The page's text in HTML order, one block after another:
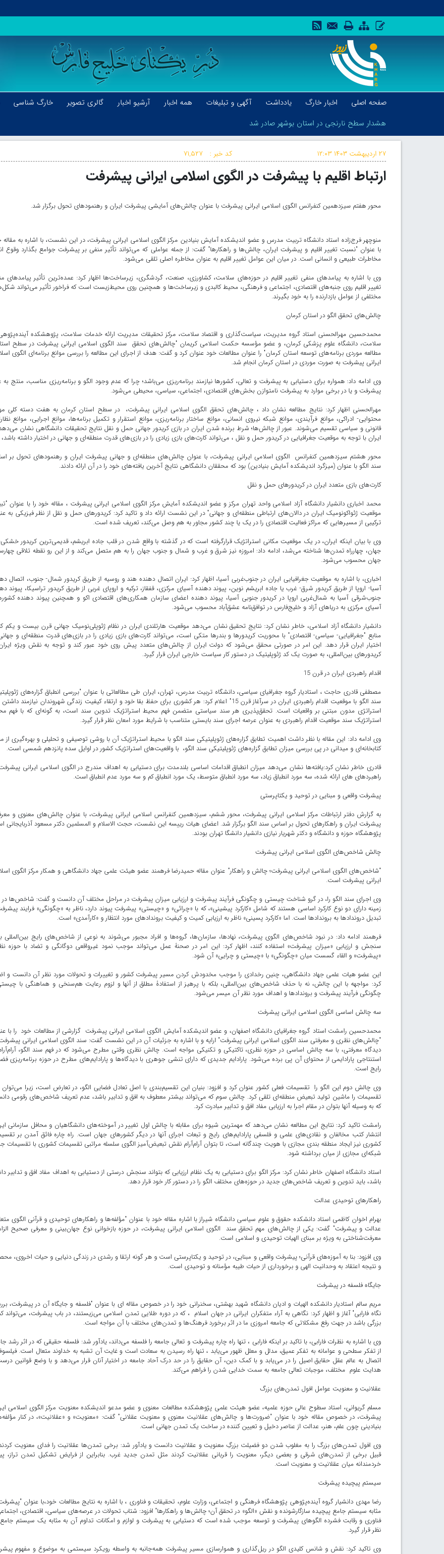
صفحه اصلی اخبار خارگ یادداشت آگهی و تبلیغات همه اخبار آرشیو اخبار گالری تصویر خارگ شناسی
هشدار سطح نارنجی در استان بوشهر صادر شد
هشدار سطح نارنجی در استان بوشهر صادر شد
کد خبر : ۷۱,۵۲۷ ۲۷ اردیبهشت ۱۴۰۳ ۱۲:۰۳
ارتباط اقلیم با پیشرفت در الگوی اسلامی ایرانی پیشرفت
محور هفتم سیزدهمین کنفرانس الگوی اسلامی ایرانی پیشرفت با عنوان چالش‌های آمایشی پیشرفت ایران و رهنمودهای تحول برگزار شد.
منوچهر فرج‌زاده استاد دانشگاه تربیت مدرس و عضو اندیشکده آمایش بنیادین مرکز الگوی اسلامی ایرانی پیشرفت، در این نشست، با اشاره به مقاله
با عنوان "نسبت تغییر اقلیم و پیشرفت ایران، چالش‌ها و راهکارها" گفت: از جمله عواملی که می‌تواند تأثیر منفی بر پیشرفت جوامع بگذارد وقوع
مخاطرات طبیعی و انسانی است. در میان این عوامل تغییر اقلیم به عنوان مخاطره اصلی تلقی می‌شود.
وی با اشاره به پیامدهای منفی تغییر اقلیم در حوزه‌های سلامت، کشاورزی، صنعت، گردشگری، زیرساخت‌ها اظهار کرد: عمده‌ترین تأثیر پیامدهای
تغییر اقلیم روی جنبه‌های اقتصادی، اجتماعی و فرهنگی، محیط کالبدی و زیرساخت‌ها و همچنین روی محیط‌زیست است که فراخور تأثیر می‌تواند
مختلفی از عوامل بازدارنده را به خود بگیرند.
چالش‌های تحقق الگو در استان کرمان
محمدحسین مهرالحسنی استاد گروه مدیریت، سیاست‌گذاری و اقتصاد سلامت، مرکز تحقیقات مدیریت ارائه خدمات سلامت، پژوهشکده
سلامت، دانشگاه علوم پزشکی کرمان، و عضو مؤسسه حکمت اسلامی کریمان "چالش‌های تحقق سند الگوی اسلامی ایرانی پیشرفت در سطح
مطالعه موردی برنامه‌های توسعه استان کرمان" را عنوان مطالعات خود عنوان کرد و گفت: هدف از اجرای این مطالعه را بررسی موانع برنامه‌ای الگوی
ایرانی پیشرفت به صورت موردی در استان کرمان انجام شد.
وی ادامه داد: همواره برای دستیابی به پیشرفت و تعالی، کشورها نیازمند برنامه‌ریزی می‌باشد؛ چرا که عدم وجود الگو و برنامه‌ریزی مناسب، منتج به
پیشرفت و یا در برخی موارد به پیشرفت نامتوازن بخش‌های اقتصادی، اجتماعی، سیاسی، محیطی می‌شود.
مهرالحسنی اظهار کرد: نتایج مطالعه نشان داد ، چالش‌های تحقق الگوی اسلامی ایرانی پیشرفت، در سطح استان کرمان به هفت دسته کلی
محتوایی- ادراکی، موانع فرآیندی، موانع شبکه نیروی انسانی، موانع ساختار برنامه‌ریزی، موانع استقرار و تکمیل برنامه‌ها، موانع اجرایی، موانع
قانونی و سیاسی تقسیم می‌شوند. عبور از چالش‌ها؛ شرط برنده شدن ایران در بازی کریدور جهانی حمل و نقل نتایج تحقیقات دانشگاهی نشان
ایران با توجه به موقعیت جغرافیایی در کریدور حمل و نقل ، می‌تواند کارت‌های بازی زیادی را در بازی‌های قدرت منطقه‌ای و جهانی در اختیار داشته باشد،
محور هشتم سیزدهمین کنفرانس الگوی اسلامی ایرانی پیشرفت، با عنوان چالش‌های منطقه‌ای و جهانی پیشرفت ایران و رهنمودهای تحول بر
سند الگو با عنوان (میزگرد اندیشکده آمایش بنیادین) بود که محققان دانشگاهی نتایج آخرین یافته‌های خود را در آن ارائه دادند.
کارت‌های بازی متعدد ایران در کریدورهای حمل و نقل
محمد اخباری دانشیار دانشگاه آزاد اسلامی واحد تهران مرکز و عضو اندیشکده آمایش مرکز الگوی اسلامی ایرانی پیشرفت ، مقاله خود را با عنوان
موقعیت ژئواکونومیک ایران در دالان‌های ارتباطی منطقه‌ای و جهانی" در این نشست ارائه داد و تاکید کرد: کریدورهای ‌حمل ‌و نقل از نظر فیزیکی به
ترکیبی از مسیرهایی که مراکز فعالیت اقتصادی را در یک یا چند کشور مجاور به هم وصل ‌می‌کند، تعریف شده‌ است.‌
وی با بیان اینکه ایران، در یک موقعیت مکانی استراتژیک قرارگرفته‌ است که در گذشته با واقع شدن در قلب جاده ابریشم، قدیمی‌ترین کریدور
جهان، چهارراه تمدن‌ها شناخته ‌می‌شد، ادامه داد: امروزه نیز شرق و غرب و شمال و جنوب جهان را به هم متصل ‌می‌کند و از این رو نقطه تلاقی
جهان محسوب ‌می‌شود.
اخباری، با اشاره به موقعیت جغرافیایی ایران در جنوب‌غربی آسیا، اظهار کرد: ایران اتصال دهنده هند و روسیه از طریق کریدور شمال- جنوب، اتصال
آسیا- اروپا از طریق کریدور شرق- غرب یا جاده ابریشم نوین، پیوند دهنده آسیای مرکزی، قفقاز، ترکیه و اروپای غربی از طریق کریدور تراسیکا، پیوند
جنوب‌شرقی آسیا به شمال‌غربی اروپا در کریدور جنوبی آسیا، پیوند دهنده اعضای سازمان همکاری‌های اقتصادی اکو و همچنین پیوند دهنده
آسیای مرکزی به دریاهای آزاد و خلیج‌فارس در توافق‌نامه عشق‌آباد محسوب ‌می‌شود.
دانشیار دانشگاه آزاد اسلامی، خاطر نشان کرد: نتایج تحقیق نشان می‌دهد موقعیت هارتلندی ایران در نظام ژئوپلی‌نومیک جهانی قرن بیست و یکم
منابع "جغرافیایی- سیاسی- اقتصادی" با محوریت کریدورها و بندرها متکی است، می‌تواند کارت‌های بازی زیادی را در بازی‌های قدرت منطقه‌ای و
اختیار ایران قرار دهد. این امر در صورتی محقق می‌شود که دولت ایران از چالش‌های متعدد پیش روی خود عبور کند و توجه به نقش ویژه
کریدورهای بین‌المللی، به صورت یک کد ژئوپلیتیک در دستور کار سیاست خارجی ایران قرار گیرد.
اقدام راهبردی ایران در قرن 15
مصطفی قادری حاجت ، استادیار گروه جغرافیای سیاسی، دانشگاه تربیت مدرس، تهران، ایران طی مطالعاتی با عنوان "بررسی انطباق گزاره‌های
سند الگو با موقعیت اقدام راهبردی ایران در سرآغاز قرن 15" اعلام کرد: هر کشوری برای حفظ بقا خود و ارتقاء کیفیت زندگی شهروندان نیازمند
استراتژی مدون مبتنی بر واقعیات است. تحقق‌پذیری هر سند سیاستی متضمن فهم محیط استراتژیک تدوین سند است، به گونه‌ای که با فهم
استراتژیک سند موقعیت اقدام راهبردی به عنوان عرصه اجرای سند بایستی متناسب با شرایط مورد امعان نظر قرار گیرد.
وی ادامه داد: این مقاله با نظر داشت اهمیت تطابق گزاره‌های ژئوپلیتیکی سند الگو با محیط استراتژیک آن با روشی توصیفی و تحلیلی و بهره‌گیری از
کتابخانه‌ای و میدانی در پی بررسی میزان تطابق گزاره‌های ژئوپلیتیکی سند الگو، با واقعیت‌های استراتژیک کشور در اوایل سده پانزدهم شمسی است.
قادری خاطر نشان کرد:یافته‌ها نشان می‌دهد میزان انطباق اقدامات اساسی بلندمدت برای دستیابی به اهداف مندرج در الگوی اسلامی ایرانی
راهبردهای های ارائه شده، سه مورد انطباق زیاد، سه مورد انطباق متوسط، یک مورد انطباق کم و سه مورد عدم انطباق است.
پیشرفت واقعی و مبنایی در توحید و یکتاپرستی
به گزارش دفتر ارتباطات مرکز اسلامی ایرانی پیشرفت، محور ششم، سیزدهمین کنفرانس اسلامی ایرانی پیشرفت، با عنوان چالش‌های معنوی و
پیشرفت ایران و راهکارهای تحول بر اساس سند الگو برگزار شد. اعضای هیات رییسه این نشست، حجت الاسلام و المسلمین دکتر مسعود آذربایجانی
پژوهشگاه حوزه و دانشگاه و دکتر شهریار نیازی دانشیار دانشگا تهران بودند.
چالش‌ شاخص‌های الگوی اسلامی ایرانی پیشرفت
"شاخص‌های الگوی اسلامی ایرانی پیشرفت؛ چالش‌ و راهکار" عنوان مقاله حمیدرضا فرهمند عضو هیئت علمی جهاد دانشگاهی و همکار مرکز الگوی
ایرانی پیشرفت ‌است.
وی اجرای سند الگو را، در گرو شناخت چیستی و چگونگی فرآیند پیشرفت و ارزیابی میزان پیشرفت در مراحل مختلف آن دانست و گفت: شاخص‌ها در
زمینه دارای دو نوع کارکرد اساسی هستند که شامل «کارکرد پیشینی»، که با «چرائی» و «چیستی» پیشرفت پیوند دارد، ناظر به «چگونگی» فرایند
تبدیل‌ دروندادها به بروندادها است. اما «کارکرد پسینی» ناظر به ارزیابی کمیت و کیفیت بروندادهای مورد انتظار و «کارآمدی» است.
فرهمند ادامه داد: در نبود شاخص‌های الگوی پیشرفت، نهادها، سازمان‌ها، گروه‌ها و افراد مجبور می‌شوند به نوعی از شاخص‌های رایج بین‌المللی
سنجش و ارزیابی «میزان پیشرفت» استفاده کنند، اظهار کرد: این امر در صحنۀ عمل می‌تواند موجب نمود غیرواقعی دوگانگی‌ و تضاد با حوزه
«پیشرفت» و القاء گسست میان «چگونگی» با «چیستی و چرایی» آن ‌شود.
این عضو هیات علمی جهاد دانشگاهی، چنین رخدادی را موجب مخدودش کردن مسیر پیشرفت کشور و تغییرات و تحولات مورد نظر آن دانست و
کرد: مواجهه با این چالش، نه با حذف شاخص‌های بین‌المللی، بلکه با پرهیز از استفادۀ مطلق از آنها و لزوم رعایت هم‌سنخی و هماهنگی با
چگونگی فرآیند پیشرفت و بروندادها و اهداف مورد نظر آن میسر می‌شود.
سه چالش‌ اساسی الگوی اسلامی ایرانی پیشرفت
محمدحسین رامشت استاد گروه جغرافیای دانشگاه اصفهان، و عضو اندیشکده آمایش الگوی اسلامی ایرانی پیشرفت گزارشی از مطالعات خود را با
"چالش‌های نظری و معرفتی سند الگوی اسلامی ایرانی پیشرفت" ارایه و با اشاره به جزئیات آن در این نشست گفت: سند الگوی اسلامی ایرانی
دیدگاه معرفتی، با سه چالش اساسی در حوزه نظری، تاکتیکی و تکنیکی مواجه است. چالش نظری وقتی مطرح می‌شود که در فهم سند الگو،
استنتاجی پارادایمی از محتوای آن پی برده می‌شود. پارادایم جدیدی که دارای تنشی جوهری با دیدگاه‌ها و پارادایم‌های مطرح در حوزه برنامه‌ریزی
رایج است.
وی چالش دوم این الگو را تقسیمات فعلی کشور عنوان کرد و افزود: بنیان این تقسیم‌بندی با اصل تعادل فضایی الگو، در تعارض است، زیرا می‌توان
تقسیمات را ماشین تولید تبعیض منطقه‌ای تلقی کرد. چالش سوم که می‌تواند بیشتر معطوف به افق و تدابیر باشد، عدم تعریف شاخص‌های رقومی
که به ‌وسیله آنها بتوان در مقام اجرا به ارزیابی مفاد افق و تدابیر مبادرت کرد.
رامشت تاکید کرد: نتایج این مطالعه نشان می‌دهد که مهمترین شیوه برای مقابله با چالش اول تغییر در آموخته‌های دانشگاهیان و محافل سازمانی
انتشار کتب مخالفان و نقادی‌های علمی و فلسفی پارادایم‌های رایج و تبعات اجرای آنها در دیگر کشورهای جهان است. راه چاره فائق آمدن بر
کشوری نیز ایجاد منطقه بندی مجازی با هویت چندگانه است، تا بتوان آرام‌آرام نقش تبعیض‌آمیز الگوی سلسله مراتبی تقسیمات کشوری با تقسیمات
شبکه‌ای مجازی از میان برداشته شود.
استاد دانشگاه اصفهان خاطر نشان کرد: مرکز الگو برای دستیابی به یک نظام ارزیابی که بتواند سنجش درستی از دستیابی به اهداف مفاد افق و تدابیر
باشد، باید تدوین و تعریف شاخص‌های جدید در حوزه‌های مختلف الگو را در دستور کار خود قرار دهد.
راهکارهای توحیدی عدالت
بهرام اخوان کاظمی استاد دانشکده حقوق و علوم سیاسی دانشگاه شیراز با اشاره مقاله خود با عنوان "مؤلفه‌ها و راهکارهای توحیدی و قرآنی الگوی
عدالت و پیشرفت" گفت: یکی از چالش‌های مهم تحقق سند الگوی اسلامی ایرانی پیشرفت، در حوزه بازخوانی نوع جهان‌بینی و معرفی صحیح
معرفت‌شناختی به ویژه بر مبنای الهیات توحیدی و اسلامی است.
وی افزود: بنا به آموزه‌های قرآنی؛ پیشرفت واقعی و مبنایی، در توحید و یکتاپرستی است و هر گونه ارتقا و رشدی در زندگی دنیایی و حیات اخروی،
و نتیجه اعتقاد به وحدانیت الهی و برخورداری از حیات طیبه مؤمنانه و توحیدی است.
جایگاه فلسفه در پیشرفت
مریم سالم استادیار دانشکده الهیات و ادیان دانشگاه شهید بهشتی، سخنرانی خود را در خصوص مقاله ای با عنوان "فلسفه و جایگاه آن در پیشرفت،
نگاه فارابی" آغاز و اظهار کرد: نگاهی به آراء متفکران ایرانی در جهان اسلام ، که در دوره طلایی تمدن اسلامی می‌زیستند، در باب پیشرفت، می‌تواند
بزرگی باشد در جهت رفع مشکلاتی که جامعه امروزی ما در اثر برخورد فرهنگ‌ها و تمدن‌های مختلف با آن مواجه است.
وی با اشاره به نظرات فارابی، با تاکید بر اینکه فارابی ، تنها راه چاره پیشرفت و تعالی جامعه را فلسفه می‌داند، یادآور شد: فلسفه حقیقی که در اثر رشد
از تفکر سطحی و عوامانه به تفکر عمیق، مدلل و معلل ظهور می‌یابد ، تنها راه رسیدن به سعادت است و غایت آن تشبه به خداوند متعال است.
اتصال به عالم عقل حقایق اصیل را در می‌یابد و با کمک دین، آن حقایق را در حد درک آحاد جامعه در اختیار آنان قرار می‌دهد و با وضع قوانین
هدایت علوم مختلف، موجبات تعالی جامعه به سمت خدایی شدن را فراهم می‌کند.
عقلانیت و معنویت عوامل افول تمدن‌های بزرگ
مسلم گریوانی، استاد سطوح عالی حوزه علمیه، عضو هیئت علمی پژوهشکده مطالعات معنوی و عضو مدعو اندیشکده معنویت مرکز الگوی اسلامی
پیشرفت، در خصوص مقاله خود با عنوان "ضرورت‌ها و چالش‌های عقلانیت معنوی و معنویت عقلانی" گفت: «معنویت» و «عقلانیت»، در کنار
بنیادینی چون علم، هنر، عدالت از عناصر دخیل و تعیین کننده در ساخت یک تمدن جهانی است.
وی افول تمدن‌های بزرگ را به مغلوب شدن دو فضیلت بزرگِ معنویت و عقلانیت دانست و یادآور شد: برخی تمدن‌ها عقلانیت را فدای معنویت
قبیل برخی از تمدن‌های شرقی و بعضی دیگر، معنویت را قربانی عقلانیت کردند مثل تمدن جدید غرب. بنابراین از فرایض تشکیل تمدن تراز،
خردمندانه میان عقلانیت و معنویت است.
سیستم پیچیده پیشرفت
رضا مهدی دانشیار گروه آینده‌پژوهی پژوهشگاه فرهنگی و اجتماعی، وزارت علوم، تحقیقات و فناوری ، با اشاره به نتایج مطالعات خود،با عنوان
مثابه سیستم جامع پیچیده سازگارشونده و نقش «الگو» در تحقق آن؛ چالش‌ها و راهکارها" افزود: شتاب تحولات در عرصه‌های سیاسی، اقتصادی،
فناوری و رقابت فشرده الگوهای پیشرفت و توسعه موجب شده است که دستیابی به پیشرفت و لوازم و امکانات تداوم آن به ‌مثابه یک سیستم
نظر قرار گیرد.
وی تاکید کرد: نقش و شانس کلیدی الگو در ریل‌گذاری و هموارسازی مسیر پیشرفت همه‌جانبه به ‌واسطه رویکرد سیستمی به موضوع و مفهوم